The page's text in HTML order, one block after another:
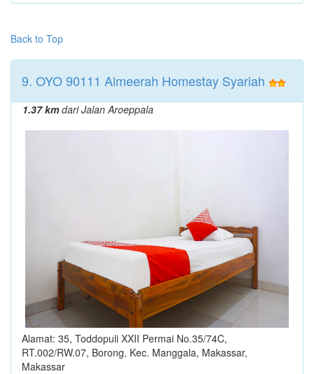
Back to Top
9. OYO 90111 Almeerah Homestay Syariah
1.37 kmdari Jalan Aroeppala
Alamat: 35, Toddopuli XXII Permai No.35/74C,
RT.002/RW.07, Borong, Kec. Manggala, Makassar,
Makassar